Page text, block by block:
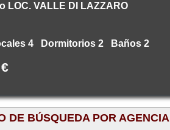
LOC. VALLE DI LAZZARO
4 Dormitorios 2 Baños 2
DE BÚSQUEDA POR AGENCIA